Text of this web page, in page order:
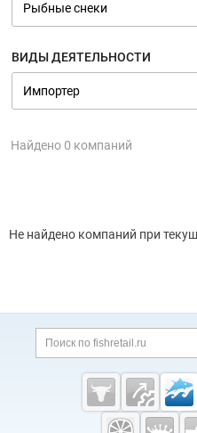
ВИДЫ ДЕЯТЕЛЬНОСТИ
Найдено 0 компаний
Не найдено компаний при
Дополнительная
Cсылки на
рыба,